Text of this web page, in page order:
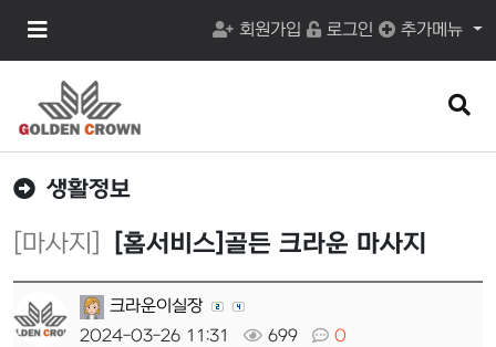
메
회원가입 로그인 추가메뉴
검
버
생활정보
[마사지] [홈서비스]골든 크라운 마사지
크라운이실장
2024-03-26 11:31
699 0